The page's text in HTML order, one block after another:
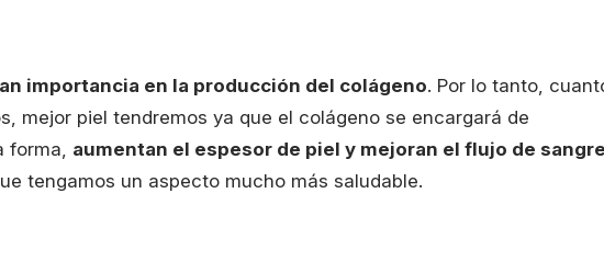
importancia en la producción del colágeno. Por lo tanto,
mejor piel tendremos ya que el colágeno se encargará de
forma, aumentan el espesor de piel y mejoran el flujo de sangre
tengamos un aspecto mucho más saludable.